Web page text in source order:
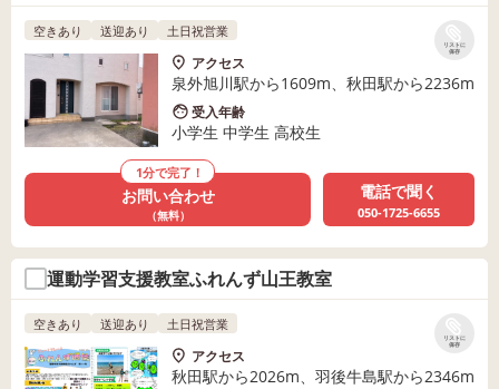
リストに
保存
空きあり 送迎あり 土日祝営業
アクセス
泉外旭川駅から1609m、秋田駅から2236m
受入年齢
小学生 中学生 高校生
1分で完了！
お問い合わせ
（無料）
電話で聞く
050-1725-6655
運動学習支援教室ふれんず山王教室
リストに
保存
空きあり 送迎あり 土日祝営業
アクセス
秋田駅から2026m、羽後牛島駅から2346m